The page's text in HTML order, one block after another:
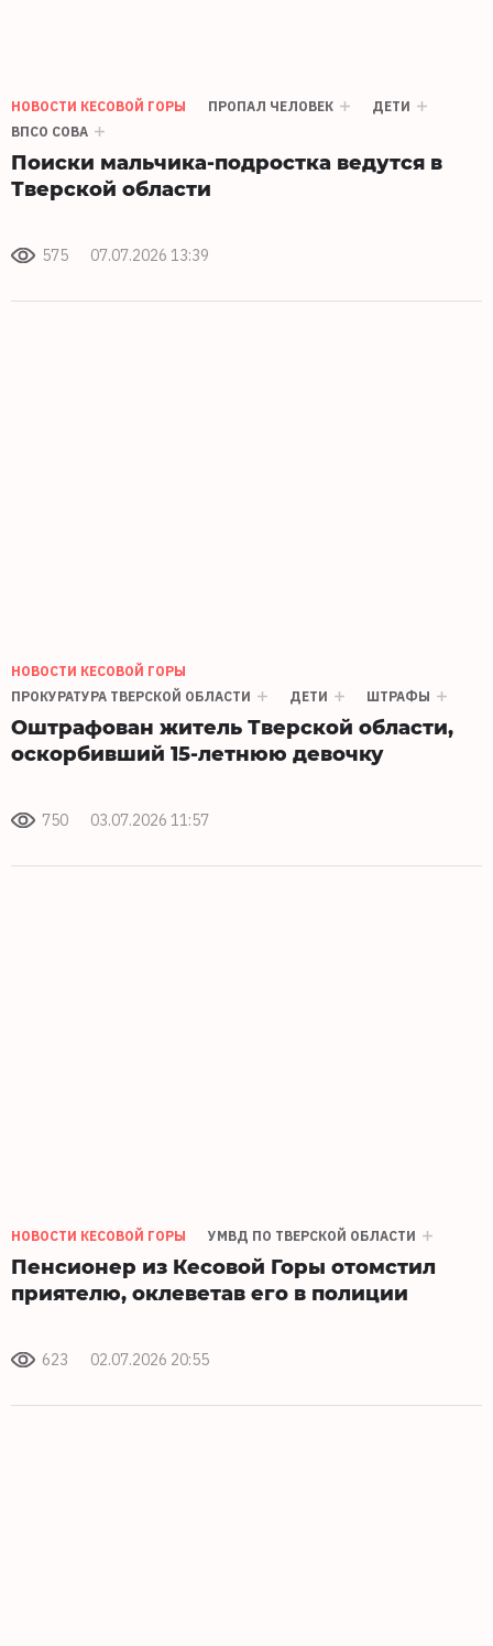
НОВОСТИ КЕСОВОЙ ГОРЫ ПРОПАЛ ЧЕЛОВЕК
ДЕТИ
ВПСО СОВА
Поиски мальчика-подростка ведутся в
Тверской области
575 07.07.2026 13:39
НОВОСТИ КЕСОВОЙ ГОРЫ
ПРОКУРАТУРА ТВЕРСКОЙ ОБЛАСТИ
ДЕТИ ШТРАФЫ
Оштрафован житель Тверской области,
оскорбивший 15-летнюю девочку
750 03.07.2026 11:57
НОВОСТИ КЕСОВОЙ ГОРЫ УМВД ПО ТВЕРСКОЙ ОБЛАСТИ
Пенсионер из Кесовой Горы отомстил
приятелю, оклеветав его в полиции
623 02.07.2026 20:55